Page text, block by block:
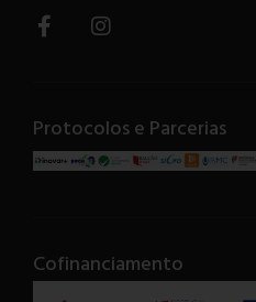
Protocolos e Parcerias
Cofinanciamento